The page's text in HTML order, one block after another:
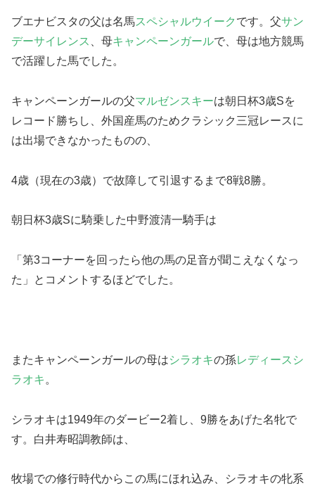
ブエナビスタの父は名馬スペシャルウイーク です。父サン
デーサイレンス
、母キャンペーンガールで、母は地方競馬
で活躍した馬でした。
キャンペーンガールの父マルゼンスキーは朝日杯3歳Sを
レコード勝ちし、外国産馬のためクラシック三冠レースに
は出場できなかったものの、
4歳（現在の3歳）で故障して引退するまで8戦8勝。
朝日杯3歳Sに騎乗した中野渡清一騎手は
「第3コーナーを回ったら他の馬の足音が聞こえなくなっ
た」とコメントするほどでした。
またキャンペーンガールの母はシラオキの孫レディースシ
ラオキ 。
シラオキは1949年のダービー2着し、9勝をあげた名牝で
す。白井寿昭調教師は、
牧場での修行時代からこの馬にほれ込み、シラオキの牝系